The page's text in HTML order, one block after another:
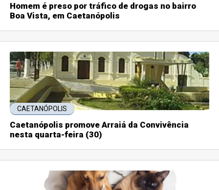
Homem é preso por tráfico de drogas no bairro
Boa Vista, em Caetanópolis
CAETANÓPOLIS
Caetanópolis promove Arraiá da Convivência
nesta quarta-feira (30)